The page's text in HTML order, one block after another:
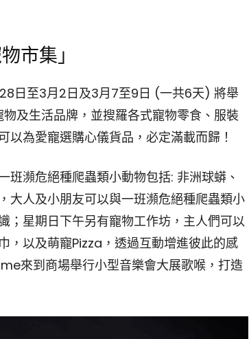
市集」
日至3月2日及3月7至9日 (一共6天) 將舉
及生活品牌，並搜羅各式寵物零食、服裝
為愛寵選購心儀貨品，必定滿載而歸！
瀕危絕種爬蟲類小動物包括: 非洲球蟒、
大人及小朋友可以與一班瀕危絕種爬蟲類小
；星期日下午另有寵物工作坊，主人們可以
，以及萌寵Pizza，透過互動增進彼此的感
來到商場舉行小型音樂會大展歌喉，打造